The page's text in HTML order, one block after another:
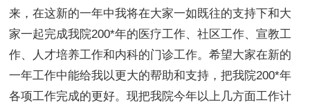
来，在这新的一年中我将在大家一如既往的支持下和大
家一起完成我院200*年的医疗工作、社区工作、宣教工
作、人才培养工作和内科的门诊工作。希望大家在新的
一年工作中能给我以更大的帮助和支持，把我院200*年
各项工作完成的更好。现把我院今年以上几方面工作计